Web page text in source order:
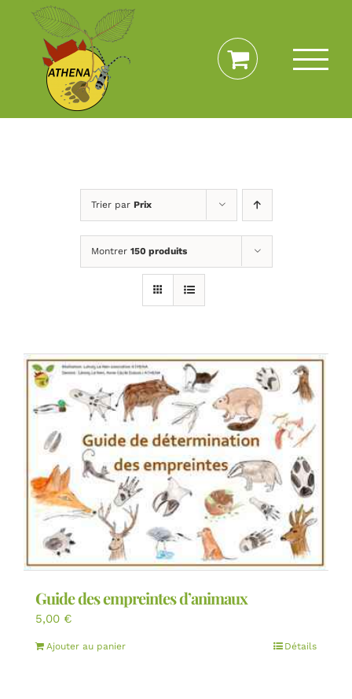
Passer
contenu
Trier par Prix
Montrer 150 produits
Guide des empreintes d’animaux
5,00 €
Ajouter au panier Détails